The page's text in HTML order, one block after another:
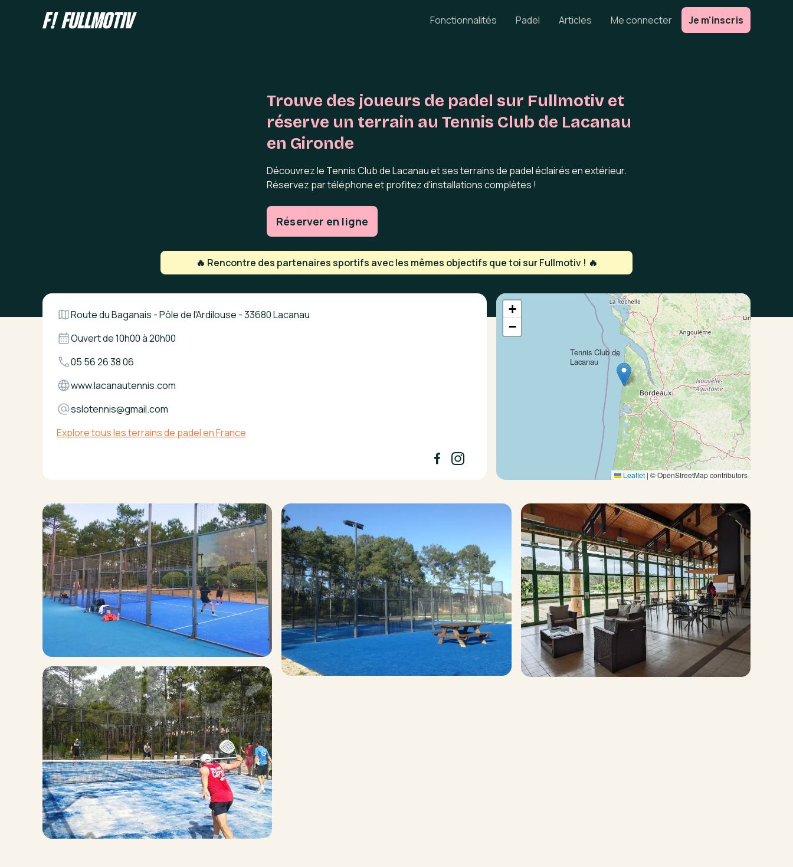
Fonctionnalités Padel Articles Me connecter Je m'inscris
Trouve des joueurs de padel sur Fullmotiv et
réserve un terrain au Tennis Club de Lacanau
en Gironde
Découvrez le Tennis Club de Lacanau et ses terrains de padel éclairés en extérieur.
Réservez par téléphone et profitez d'installations complètes !
Réserver en ligne
🔥 Rencontre des partenaires sportifs avec les mêmes objectifs que toi sur Fullmotiv ! 🔥
Route du Baganais - Pôle de l'Ardilouse - 33680 Lacanau
Ouvert de10h00à20h00
05 56 26 38 06
www.lacanautennis.com
sslotennis@gmail.com
Explore tous les terrains de padel en France
Tennis Club de
Lacanau
×
+
−
Leaflet | © OpenStreetMap contributors